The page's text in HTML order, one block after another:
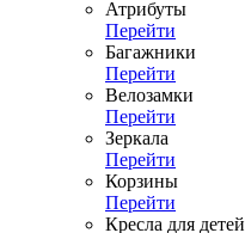
Атрибуты
Перейти
Багажники
Перейти
Велозамки
Перейти
Зеркала
Перейти
Корзины
Перейти
Кресла для детей